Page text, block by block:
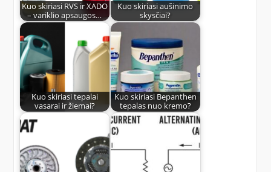
Kuo skiriasi RVS ir XADO
– variklio apsaugos…
Kuo skiriasi aušinimo
skysčiai?
Kuo skiriasi tepalai
vasarai ir žiemai?
Kuo skiriasi Bepanthen
tepalas nuo kremo?